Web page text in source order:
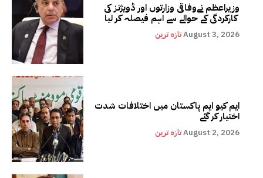
وزیراعظم نےوفاقی وزارتوں اور ڈویژنز کی
کارکردگی کے حوالے سے اہم فیصلہ کر لیا
تازہ ترینAugust 3, 2026
ایم کیو ایم پاکستان میں اختلافات شدت
اختیار کر گئے
تازہ ترینAugust 2, 2026